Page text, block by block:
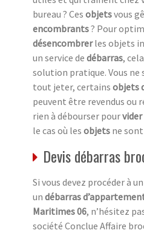
bureau ? Ces objetsvous
encombrants? Pour
désencombrerles objets
un service de débarras,
solution pratique. Vous ne
tout jeter, certains objets
peuvent être revendus ou
rien à débourser pourvider
le cas où les objets ne
Devis débarras
Si vous devez procéder à un
un débarras
Maritimes 06, n’hésitez
société Conclue Affaire